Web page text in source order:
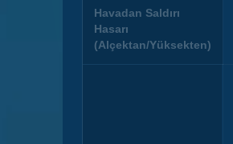
Havadan Saldırı
Hasarı
(Alçektan/Yüksekten)